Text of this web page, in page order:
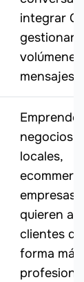
integrar
gestionar
mensajes.
negocios
locales,
empresas
quieren
clientes de
forma más